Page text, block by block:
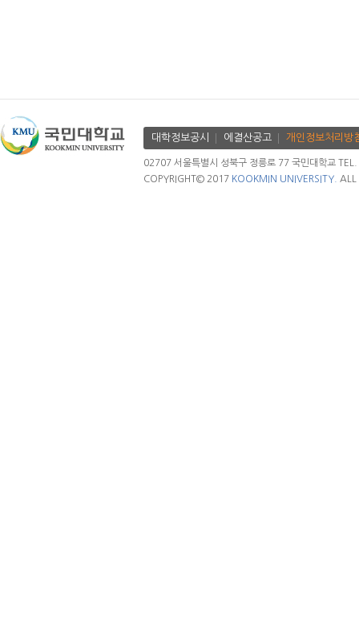
대학정보공시 에결산공고 개인정보처리방
02707 서울특별시 성북구 정릉로 77 국민대학교
COPYRIGHT© 2017 KOOKMIN UNIVERSITY. ALL